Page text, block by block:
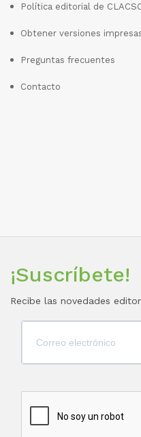
Política editorial de
Obtener versiones
Preguntas frecuentes
Contacto
¡Suscríbete!
Recibe las novedades